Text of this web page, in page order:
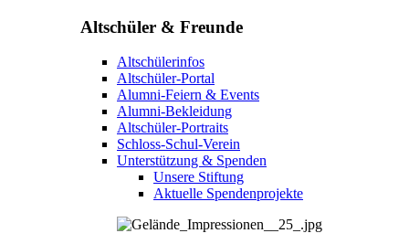
Altschüler & Freunde
Altschülerinfos
Altschüler-Portal
Alumni-Feiern & Events
Alumni-Bekleidung
Altschüler-Portraits
Schloss-Schul-Verein
Unterstützung & Spenden
Unsere Stiftung
Aktuelle Spendenprojekte